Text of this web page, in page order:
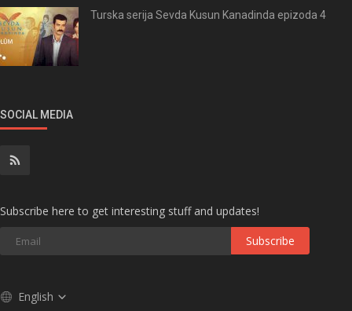
Turska serija Sevda Kusun Kanadinda epizoda 4
SOCIAL MEDIA
Subscribe here to get interesting stuff and updates!
Subscribe
English